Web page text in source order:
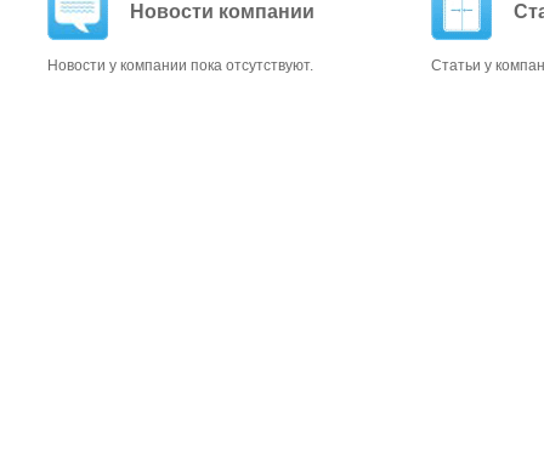
Новости компании
Новости у компании пока отсутствуют. Статьи у